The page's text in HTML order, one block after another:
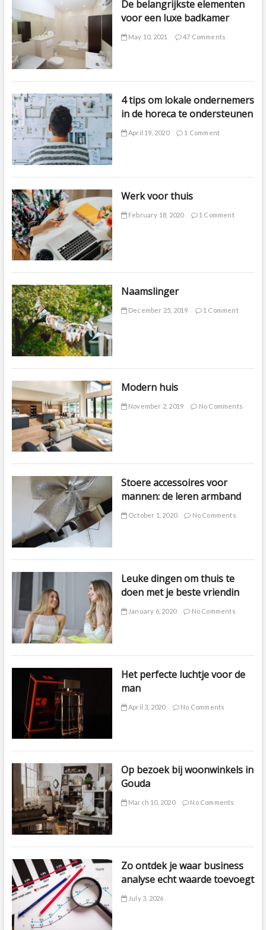
De belangrijkste elementen
voor een luxe badkamer
May 10, 2021 47 Comments
4 tips om lokale ondernemers
in de horeca te ondersteunen
April 19, 2020 1 Comment
Werk voor thuis
February 18, 2020 1 Comment
Naamslinger
December 25, 2019 1 Comment
Modern huis
November 2, 2019 No Comments
Stoere accessoires voor
mannen: de leren armband
October 1, 2020 No Comments
Leuke dingen om thuis te
doen met je beste vriendin
January 6, 2020 No Comments
Het perfecte luchtje voor de
man
April 3, 2020 No Comments
Op bezoek bij woonwinkels in
Gouda
March 10, 2020 No Comments
Zo ontdek je waar business
analyse echt waarde toevoegt
July 3, 2026